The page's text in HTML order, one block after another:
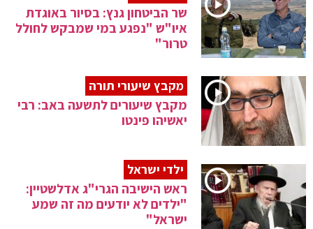
שר הביטחון גנץ: בסיור באוגדת
איו"ש "נפגע במי שמבקש לחולל
טרור"
מקבץ שיעורי תורה
מקבץ שיעורים לתשעה באב: רבי
יאשיהו פינטו
ילדי ישראל
ראש הישיבה הגרי"ג אדלשטיין:
"ילדים לא יודעים מה זה שמע
ישראל"